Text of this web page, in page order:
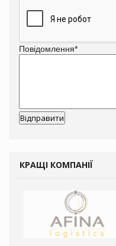
Повідомлення*
КРАЩІ КОМПАНІЇ